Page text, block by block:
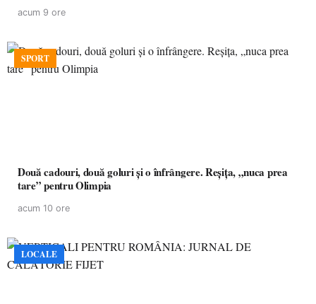
acum 9 ore
SPORT
Două cadouri, două goluri și o înfrângere. Reșița, „nuca prea
tare” pentru Olimpia
acum 10 ore
LOCALE